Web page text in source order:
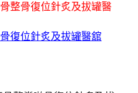
整骨復位針炙及拔罐醫
復位針炙及拔罐醫舘